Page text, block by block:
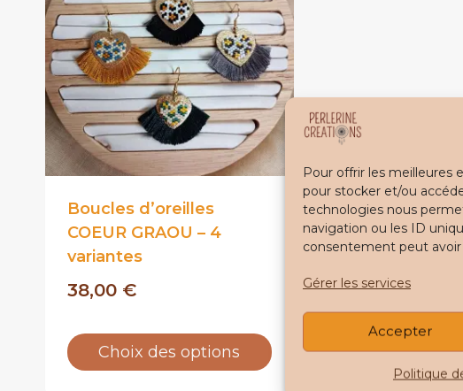
Pour offrir les meilleures
pour stocker et/ou
technologies nous
navigation ou les ID
consentement peut
Gérer les services
Accepter
Politique
Boucles d’oreilles
COEUR GRAOU – 4
variantes
38,00 €
Choix des options